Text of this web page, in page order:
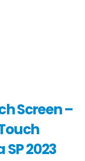
Screen –
2023